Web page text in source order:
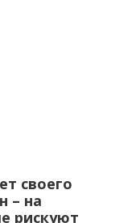
своего
– на
рискуют